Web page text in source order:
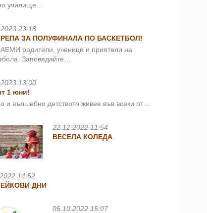
училище…
23:18
ЗА ПОЛУФИНАЛА ПО БАСКЕТБОЛ!
родители, ученици и приятели на
Заповядайте…
13:00
1 юни!
и вълшебно детството живее във всеки от…
22.12.2022 11:54
ВЕСЕЛА КОЛЕДА
14:52
ДНИ
05.10.2022 15:07